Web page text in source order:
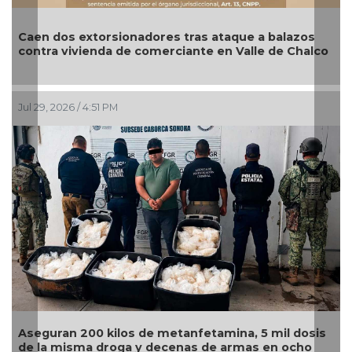
dos extorsionadores tras ataque a balazos
vivienda de comerciante en Valle de Chalco
2026 / 4:51 PM
200 kilos de metanfetamina, 5 mil dosis
misma droga y decenas de armas en ocho